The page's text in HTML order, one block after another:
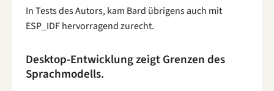
In Tests des Autors, kam Bard übrigens auch mit
ESP_IDF hervorragend zurecht.
Desktop-Entwicklung zeigt Grenzen des
Sprachmodells.